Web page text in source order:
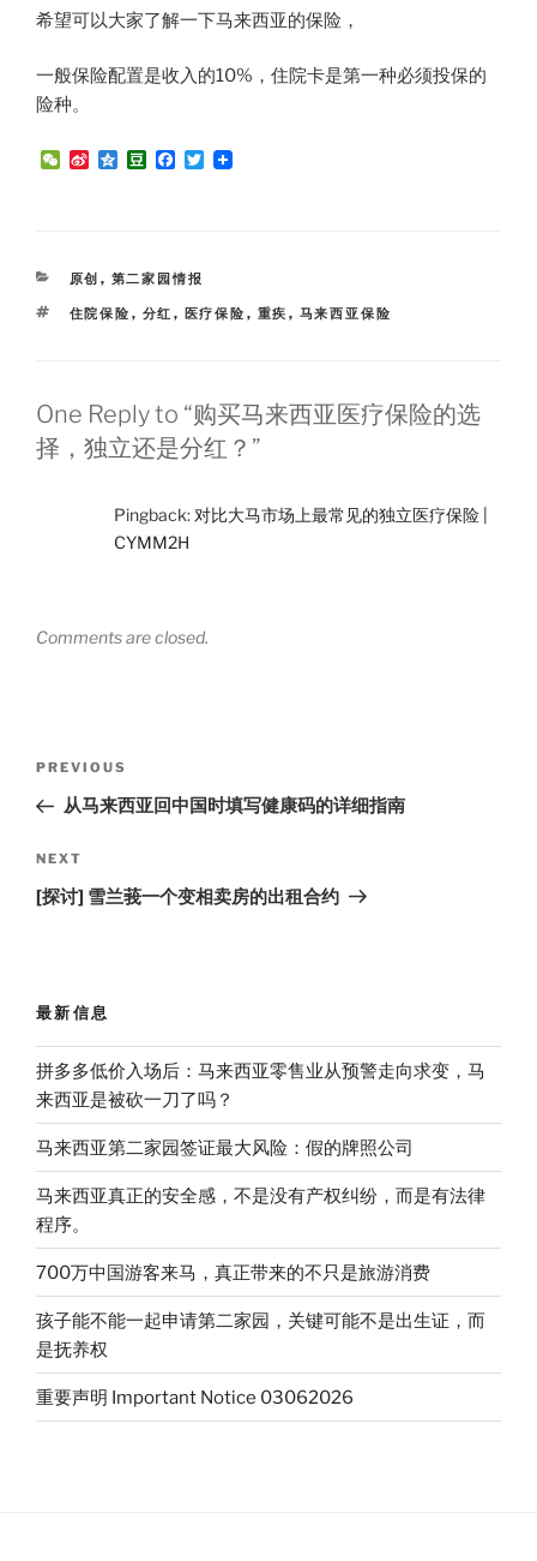
希望可以大家了解一下马来西亚的保险，
一般保险配置是收入的10%，住院卡是第一种必须投保的
险种。
W
S
i
o
Q
D
F
o
T
CATEGORIES
原创 , 第二家园情报
TAGS
住院保险 , 分红 , 医疗保险 , 重疾 , 马来西亚保险
One Reply to “购买马来西亚医疗保险的选
择，独立还是分红？”
Pingback: 对比大马市场上最常见的独立医疗保险 |
CYMM2H
Comments are closed.
Previous
Post
PREVIOUS
从马来西亚回中国时填写健康码的详细指南
Next
Post
NEXT
[探讨] 雪兰莪一个变相卖房的出租合约
最新信息
拼多多低价入场后：马来西亚零售业从预警走向求变，马
来西亚是被砍一刀了吗？
马来西亚第二家园签证最大风险：假的牌照公司
马来西亚真正的安全感，不是没有产权纠纷，而是有法律
程序。
700万中国游客来马，真正带来的不只是旅游消费
孩子能不能一起申请第二家园，关键可能不是出生证，而
是抚养权
重要声明 Important Notice 03062026